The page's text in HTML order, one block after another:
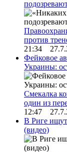
против
21:34
Фейковое
Украины:
Смекалка
один из
12:47
В Риге
(видео)